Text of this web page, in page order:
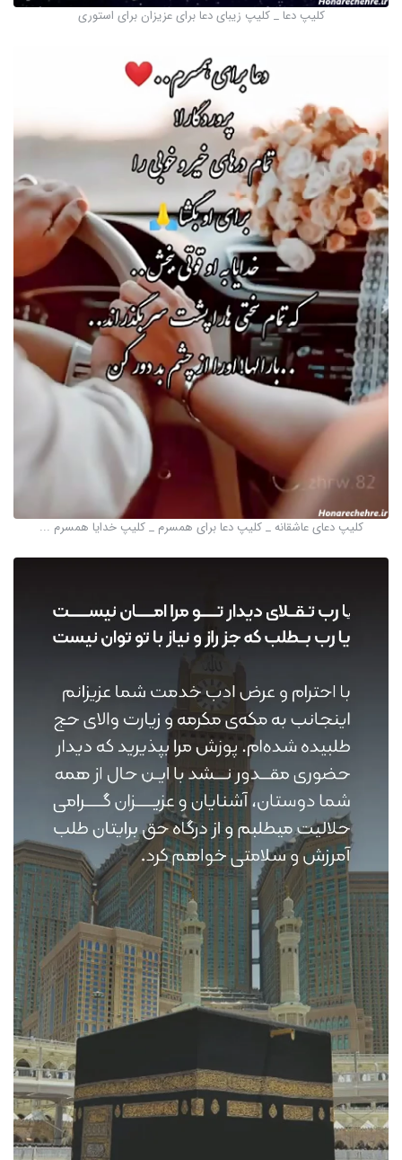
کلیپ دعا _ کلیپ زیبای دعا برای عزیزان برای استوری
کلیپ دعای عاشقانه _ کلیپ دعا برای همسرم _ کلیپ خدایا همسرم ...